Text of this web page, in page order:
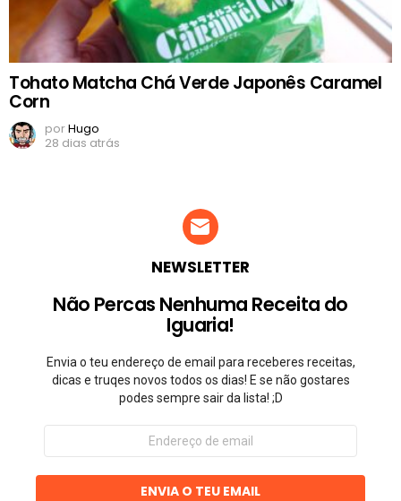
Tohato Matcha Chá Verde Japonês Caramel
Corn
porHugo
28 dias atrás
NEWSLETTER
Não Percas Nenhuma Receita do
Iguaria!
Envia o teu endereço de email para receberes receitas,
dicas e truqes novos todos os dias! E se não gostares
podes sempre sair da lista! ;D
Endereço
email
ENVIA O TEU EMAIL